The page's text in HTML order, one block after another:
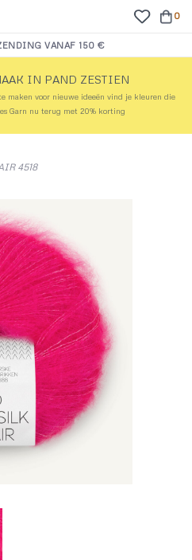
0
VANAF 150 €
IN PAND ZESTIEN
maken voor nieuwe ideeën vind je kleuren die
Garn nu terug met 20% korting
4518